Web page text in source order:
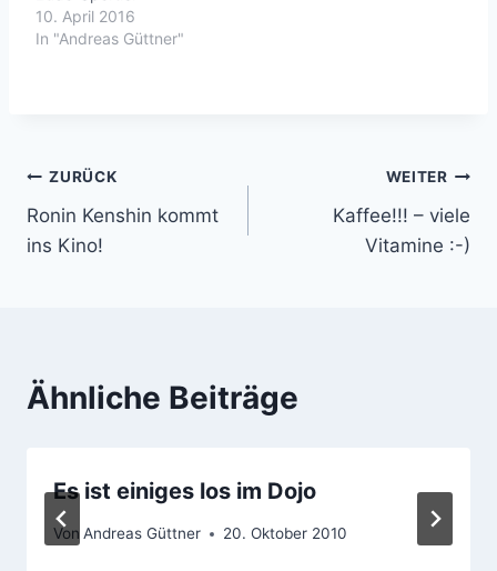
10. April 2016
In "Andreas Güttner"
Beitragsnavigation
ZURÜCK
Ronin Kenshin kommt
ins Kino!
WEITER
Kaffee!!! – viele
Vitamine :-)
Ähnliche Beiträge
Es ist einiges los im Dojo
Von Andreas Güttner 20. Oktober 2010